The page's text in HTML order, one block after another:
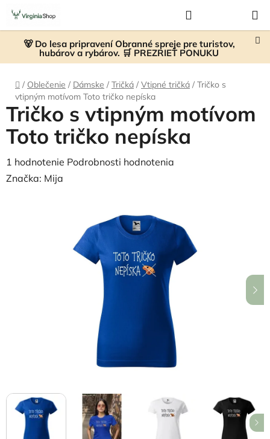
Prejsť
obsah
🐻 Do lesa pripravení Obranné spreje pre turistov,
hubárov a rybárov. 🛒 PREZRIEŤ PONUKU
KOŠÍK
Domov
/ Oblečenie / Dámske / Tričká / Vtipné tričká / Tričko s
vtipným motívom Toto tričko nepíska
Tričko s vtipným motívom
Toto tričko nepíska
Priemerné
hodnotenie
1 hodnotenie Podrobnosti hodnotenia
Značka: Mija